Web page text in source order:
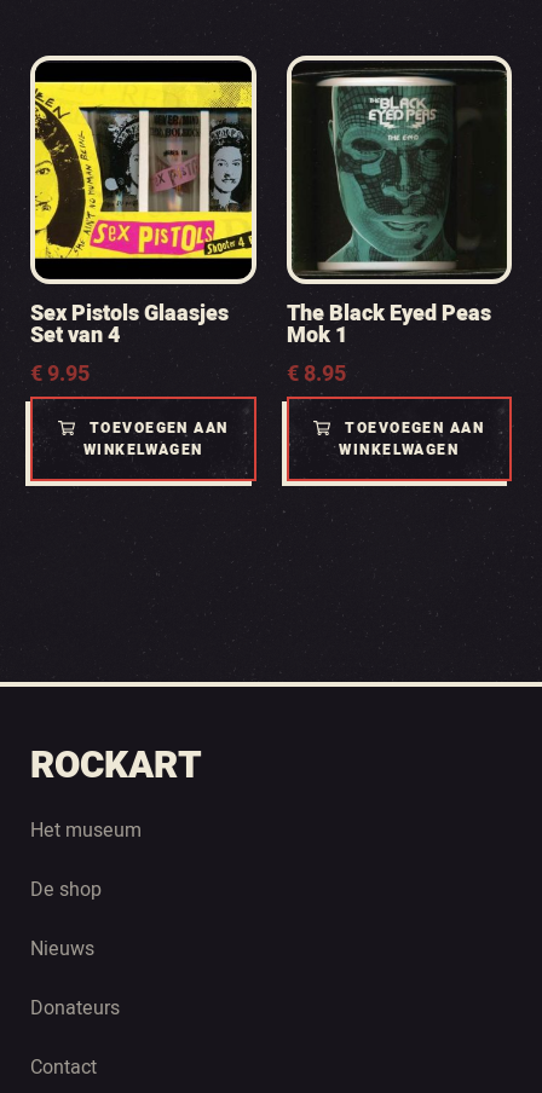
Sex Pistols Glaasjes
Set van 4
€9.95
TOEVOEGEN AAN
WINKELWAGEN
The Black Eyed Peas
Mok 1
€8.95
TOEVOEGEN AAN
WINKELWAGEN
ROCKART
Het museum
De shop
Nieuws
Donateurs
Contact